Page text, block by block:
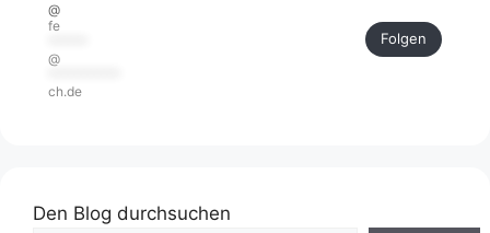
@
fe
@
ch.de
Folgen
Den Blog durchsuchen